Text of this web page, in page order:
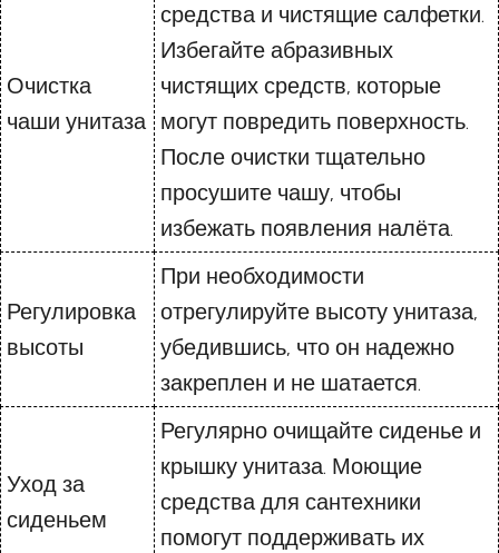
Очистка
чаши унитаза
средства и чистящие салфетки.
Избегайте абразивных
чистящих средств, которые
могут повредить поверхность.
После очистки тщательно
просушите чашу, чтобы
избежать появления налёта.
Регулировка
высоты
При необходимости
отрегулируйте высоту унитаза,
убедившись, что он надежно
закреплен и не шатается.
Уход за
сиденьем
Регулярно очищайте сиденье и
крышку унитаза. Моющие
средства для сантехники
помогут поддерживать их